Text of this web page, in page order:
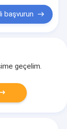
başvurun
geçelim.